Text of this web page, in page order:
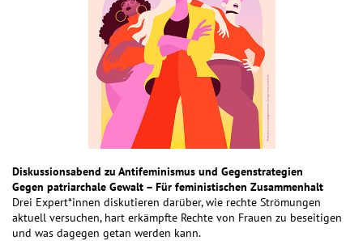
Diskussionsabend zu Antifeminismus und Gegenstrategien
Gegen patriarchale Gewalt – Für feministischen Zusammenhalt
Drei Expert*innen diskutieren darüber, wie rechte Strömungen
aktuell versuchen, hart erkämpfte Rechte von Frauen zu beseitigen
und was dagegen getan werden kann.